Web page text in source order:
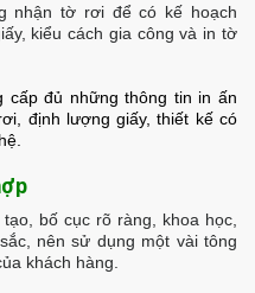
nhận tờ rơi để có kế hoạch
kiểu cách gia công và in tờ
cấp đủ những thông tin in ấn
định lượng giấy, thiết kế có
bố cục rõ ràng, khoa học,
nên sử dụng một vài tông
khách hàng.